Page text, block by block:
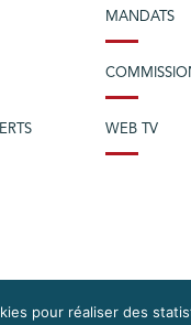
MANDATS
WEB TV
pour réaliser des